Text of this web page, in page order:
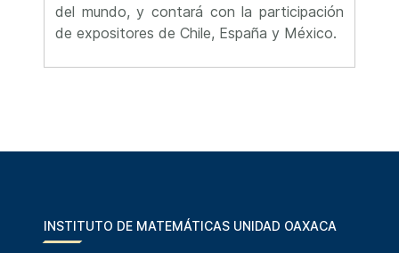
del mundo, y contará con la participación
de expositores de Chile, España y México.
INSTITUTO DE MATEMÁTICAS UNIDAD OAXACA